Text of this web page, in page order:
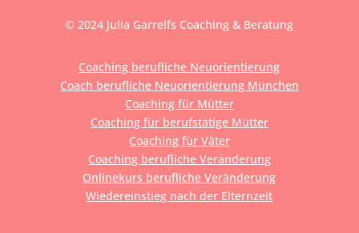
© 2024 Julia Garrelfs Coaching & Beratung
Coaching berufliche Neuorientierung
Coach berufliche Neuorientierung München
Coaching für Mütter
Coaching für berufstätige Mütter
Coaching für Väter
Coaching berufliche Veränderung
Onlinekurs berufliche Veränderung
Wiedereinstieg nach der Elternzeit